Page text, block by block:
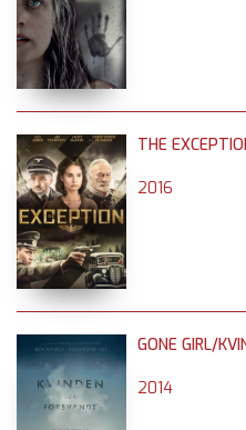
THE
2016
GONE GIRL/
2014